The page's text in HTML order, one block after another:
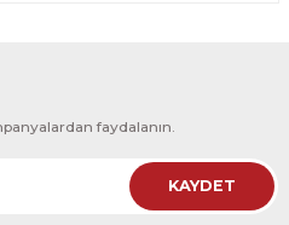
Ahşap Çerçeveli Tablo ACT
faydalanın.
KAYDET